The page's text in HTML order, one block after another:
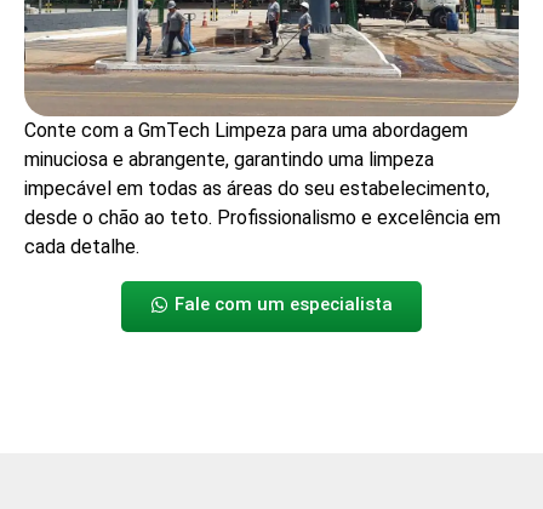
Conte com a GmTech Limpeza para uma abordagem
minuciosa e abrangente, garantindo uma limpeza
impecável em todas as áreas do seu estabelecimento,
desde o chão ao teto. Profissionalismo e excelência em
cada detalhe.
Fale com um especialista